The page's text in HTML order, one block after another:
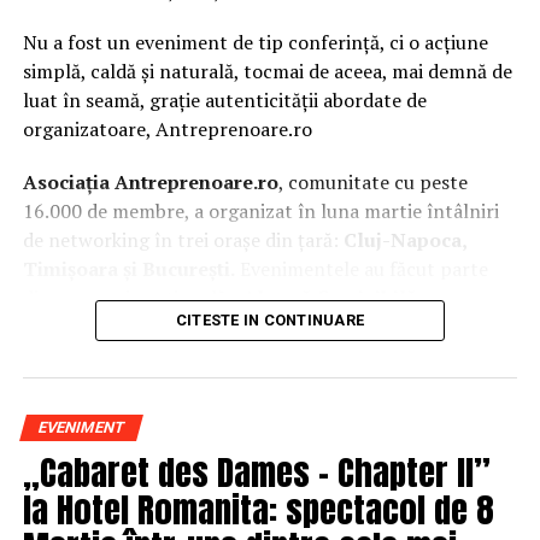
Nu a fost un eveniment de tip conferință, ci o acțiune
simplă, caldă și naturală, tocmai de aceea, mai demnă de
luat în seamă, grație autenticității abordate de
organizatoare, Antreprenoare.ro
Asociația Antreprenoare.ro, comunitate cu peste
16.000 de membre, a organizat în luna martie întâlniri
de networking în trei orașe din țară:
Cluj-Napoca,
campania națională„Aleg să fiu vizibilă„, o
inițiativă care combină sesiuni de fotografie de brand
prezentă, cu numele tău și cu afacerea ta, în spațiul
public.
La Cluj-Napoca, sesiunile foto au fost susținute de doi
fotografi profesioniști:Valentina Mihalache
(lightsun.ro) șiDeni Sîrb(DA Studio). Valentina a venit
CITESTE IN CONTINUARE
EVENIMENT
„Cabaret des Dames – Chapter II”
la Hotel Romanita: spectacol de 8